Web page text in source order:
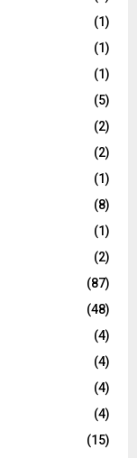
(1)
(1)
(1)
(5)
(2)
(2)
(1)
(8)
(1)
(2)
(87)
(48)
(4)
(4)
(4)
(4)
(15)